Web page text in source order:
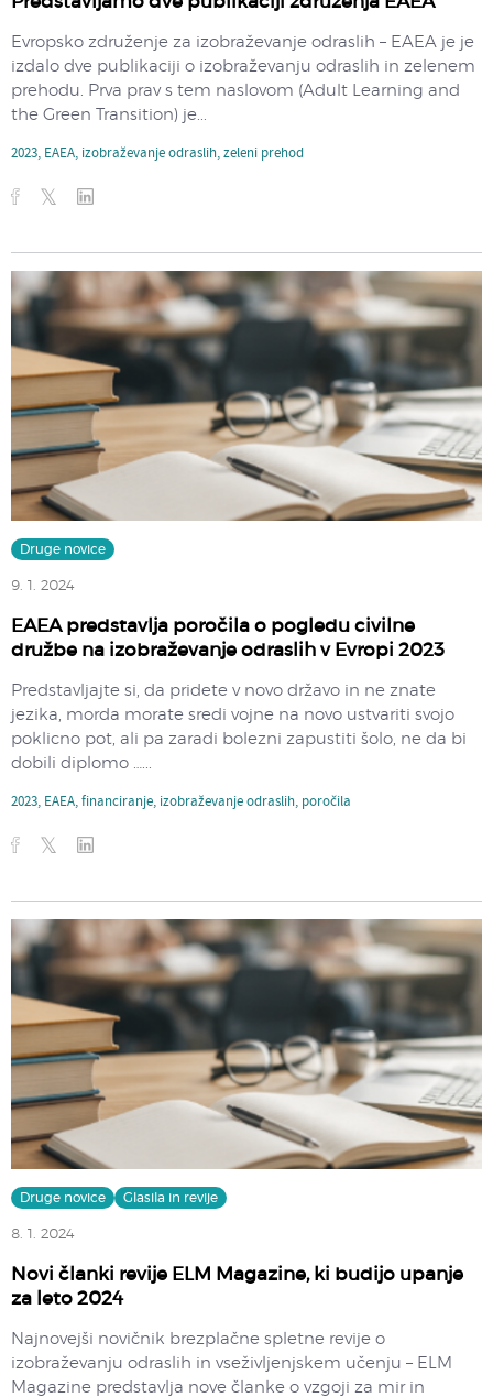
Evropsko združenje za izobraževanje odraslih – EAEA je je
izdalo dve publikaciji o izobraževanju odraslih in zelenem
prehodu. Prva prav s tem naslovom (Adult Learning and
the Green Transition) je...
2023, EAEA, izobraževanje odraslih,zeleni prehod
Druge novice
9. 1. 2024
EAEA predstavlja poročila o pogledu civilne
družbe na izobraževanje odraslih v Evropi 2023
Predstavljajte si, da pridete v novo državo in ne znate
jezika, morda morate sredi vojne na novo ustvariti svojo
poklicno pot, ali pa zaradi bolezni zapustiti šolo, ne da bi
dobili diplomo …...
2023, EAEA,financiranje, izobraževanje odraslih, poročila
Druge novice Glasila in revije
8. 1. 2024
Novi članki revije ELM Magazine, ki budijo upanje
za leto 2024
Najnovejši novičnik brezplačne spletne revije o
izobraževanju odraslih in vseživljenjskem učenju – ELM
Magazine predstavlja nove članke o vzgoji za mir in